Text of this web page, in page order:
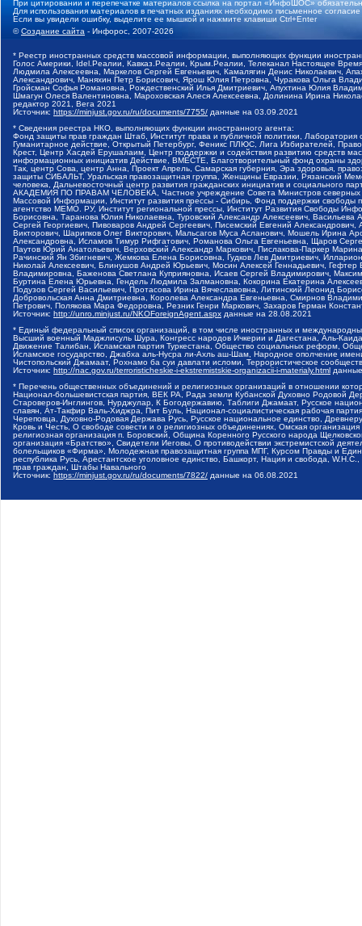
При цитировании и перепечатке материалов ссылка на портал «ИнфоШОС»
Для использования материалов в печатных изданиях необходимо письменное
Если вы увидели ошибку, выделите ее мышкой и нажмите клавиши Ctrl+Enter
©Создание сайта - Инфорос, 2007-2026
* Реестр иностранных средств массовой информации, выполняющих функции
Голос Америки, Idel.Реалии, Кавказ.Реалии, Крым.Реалии, Телеканал Настоящее
Людмила Алексеевна, Маркелов Сергей Евгеньевич, Камалягин Денис Николаевич,
Александрович, Маняхин Петр Борисович, Ярош Юлия Петровна, Чуракова Ольга
Гройсман Софья Романовна, Рождественский Илья Дмитриевич, Апухтина Юлия
Шмагун Олеся Валентиновна, Мароховская Алеся Алексеевна, Долинина Ирина
редактор 2021, Вега 2021
Источник: https://minjust.gov.ru/ru/documents/7755/ данные на 03.09.2021
* Сведения реестра НКО, выполняющих функции иностранного агента:
Фонд защиты прав граждан Штаб, Институт права и публичной политики,
Гуманитарное действие, Открытый Петербург, Феникс ПЛЮС, Лига Избирателей,
Крест, Центр Хасдей Ерушалаим, Центр поддержки и содействия развитию средств
информационных инициатив Действие, ВМЕСТЕ, Благотворительный фонд охраны
Так, центр Сова, центр Анна, Проект Апрель, Самарская губерния, Эра здоровья,
защиты СИБАЛЬТ, Уральская правозащитная группа, Женщины Евразии, Рязанский
человека, Дальневосточный центр развития гражданских инициатив и социального
АКАДЕМИЯ ПО ПРАВАМ ЧЕЛОВЕКА, Частное учреждение Совета Министров северных
Массовой Информации, Институт развития прессы - Сибирь, Фонд поддержки
агентство МЕМО. РУ, Институт региональной прессы, Институт Развития Свободы
Борисовна, Таранова Юлия Николаевна, Туровский Александр Алексеевич,
Сергей Георгиевич, Пивоваров Андрей Сергеевич, Писемский Евгений
Викторович, Шарипков Олег Викторович, Мальсагов Муса Асланович, Мошель Ирина
Александровна, Исламов Тимур Рифгатович, Романова Ольга Евгеньевна, Щаров
Паутов Юрий Анатольевич, Верховский Александр Маркович, Пислакова-Паркер
Рачинский Ян Збигневич, Жемкова Елена Борисовна, Гудков Лев Дмитриевич,
Николай Алексеевич, Блинушов Андрей Юрьевич, Мосин Алексей Геннадьевич,
Владимировна, Баженова Светлана Куприяновна, Исаев Сергей Владимирович,
Буртина Елена Юрьевна, Гендель Людмила Залмановна, Кокорина Екатерина
Подузов Сергей Васильевич, Протасова Ирина Вячеславовна, Литинский Леонид
Добровольская Анна Дмитриевна, Королева Александра Евгеньевна, Смирнов
Петрович, Полякова Мара Федоровна, Резник Генри Маркович, Захаров Герман
Источник: http://unro.minjust.ru/NKOForeignAgent.aspx данные на 28.08.2021
* Единый федеральный список организаций, в том числе иностранных и
Высший военный Маджлисуль Шура, Конгресс народов Ичкерии и Дагестана, Аль-
Движение Талибан, Исламская партия Туркестана, Общество социальных реформ,
Исламское государство, Джабха аль-Нусра ли-Ахль аш-Шам, Народное ополчение
Чистопольский Джамаат, Рохнамо ба суи давлати исломи, Террористическое
Источник: http://nac.gov.ru/terroristicheskie-i-ekstremistskie-organizacii-i-materialy.html
* Перечень общественных объединений и религиозных организаций в отношении
Национал-большевистская партия, ВЕК РА, Рада земли Кубанской Духовно Родовой
Староверов-Инглингов, Нурджулар, К Богодержавию, Таблиги Джамаат, Русское
славян, Ат-Такфир Валь-Хиджра, Пит Буль, Национал-социалистическая рабочая
Череповца, Духовно-Родовая Держава Русь, Русское национальное единство,
Кровь и Честь, О свободе совести и о религиозных объединениях, Омская
религиозная организация п. Боровский, Община Коренного Русского народа
организация «Братство», Свидетели Иеговы, О противодействии экстремистской
болельщиков «Фирма», Молодежная правозащитная группа МПГ, Курсом Правды и
республика Русь, Арестантское уголовное единство, Башкорт, Нация и свобода,
прав граждан, Штабы Навального
Источник: https://minjust.gov.ru/ru/documents/7822/ данные на 06.08.2021